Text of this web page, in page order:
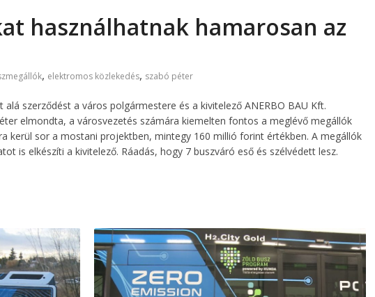
használhatnak hamarosan az
, elektromos közlekedés, szabó péter
szerződést a város polgármestere és a kivitelező ANERBO BAU Kft.
elmondta, a városvezetés számára kiemelten fontos a meglévő megállók
kerül sor a mostani projektben, mintegy 160 millió forint értékben. A megállók
is elkészíti a kivitelező. Ráadás, hogy 7 buszváró eső és szélvédett lesz.